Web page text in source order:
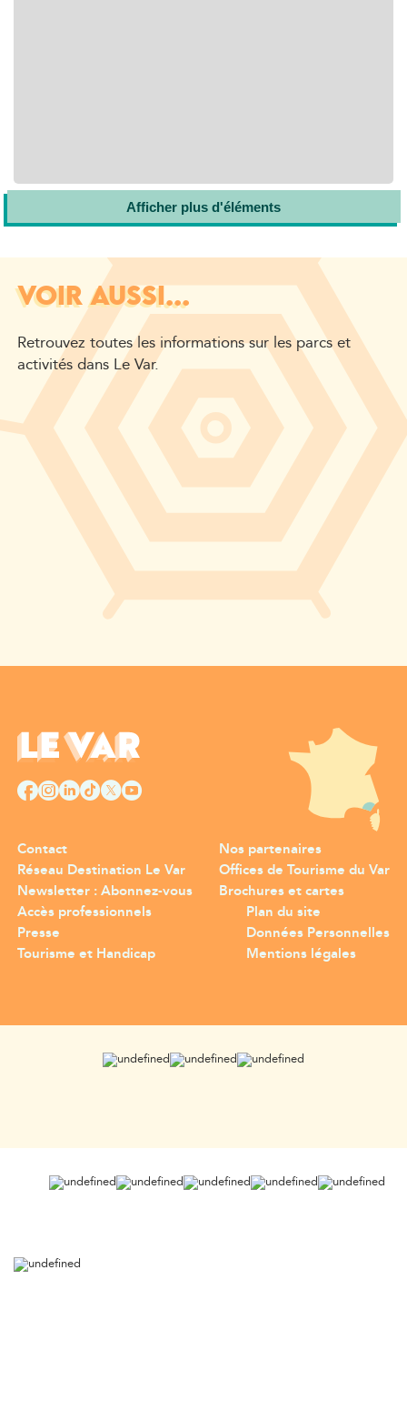
Afficher plus d'éléments
VOIR AUSSI...
Retrouvez toutes les informations sur les parcs et
activités dans Le Var.
Contact
Réseau Destination Le Var
Newsletter : Abonnez-vous
Nos partenaires
Offices de Tourisme du Var
Brochures et cartes
Accès professionnels
Presse
Tourisme et Handicap
Plan du site
Données Personnelles
Mentions légales